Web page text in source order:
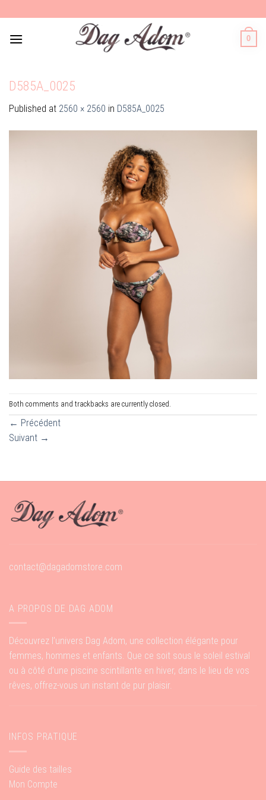
to
content
0
D585A_0025
Published at 2560 × 2560 in D585A_0025
Both comments and trackbacks are currently closed.
← Précédent
Suivant →
contact@dagadomstore.com
A PROPOS DE DAG ADOM
Découvrez l’univers Dag Adom, une collection élégante pour
femmes, hommes et enfants. Que ce soit sous le soleil estival
ou à côté d’une piscine scintillante en hiver, dans le lieu de vos
rêves, offrez-vous un instant de pur plaisir.
INFOS PRATIQUE
Guide des tailles
Mon Compte